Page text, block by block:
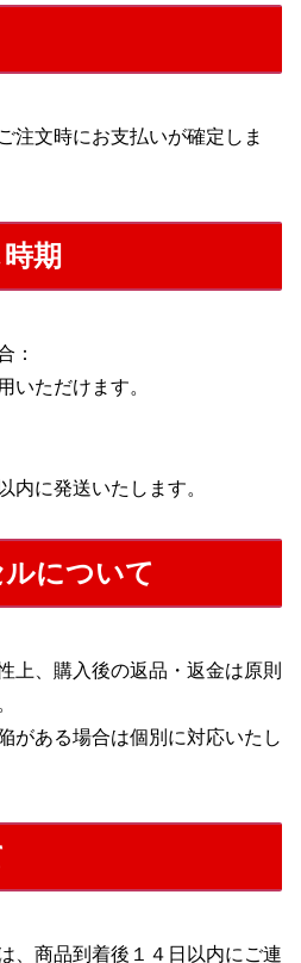
注文時にお支払いが確定しま
期
：
いただけます。
内に発送いたします。
について
上、購入後の返品・返金は原則
がある場合は個別に対応いたし
、商品到着後１４日以内にご連